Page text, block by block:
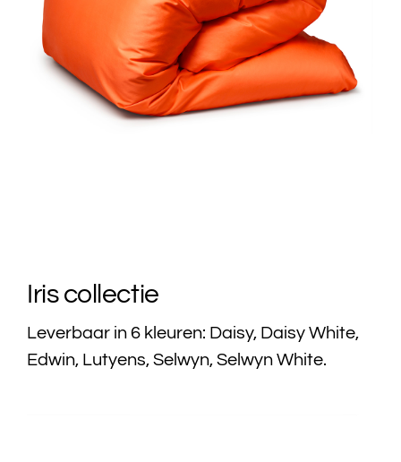
Iris collectie
Leverbaar in 6 kleuren: Daisy, Daisy White,
Edwin, Lutyens, Selwyn, Selwyn White.